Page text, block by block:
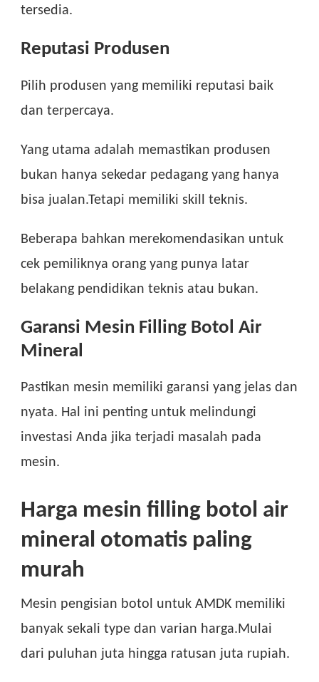
tersedia.
Reputasi Produsen
Pilih produsen yang memiliki reputasi baik
dan terpercaya.
Yang utama adalah memastikan produsen
bukan hanya sekedar pedagang yang hanya
bisa jualan.Tetapi memiliki skill teknis.
Beberapa bahkan merekomendasikan untuk
cek pemiliknya orang yang punya latar
belakang pendidikan teknis atau bukan.
Garansi Mesin Filling Botol Air
Mineral
Pastikan mesin memiliki garansi yang jelas dan
nyata. Hal ini penting untuk melindungi
investasi Anda jika terjadi masalah pada
mesin.
Harga mesin filling botol air
mineral otomatis paling
murah
Mesin pengisian botol untuk AMDK memiliki
banyak sekali type dan varian harga.Mulai
dari puluhan juta hingga ratusan juta rupiah.